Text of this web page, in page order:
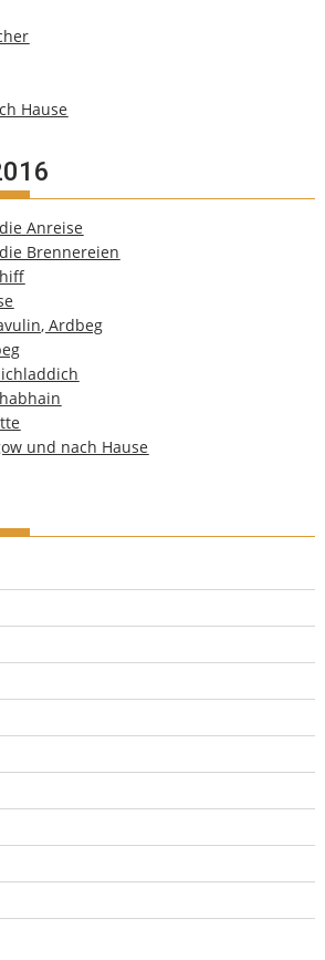
Hause
Anreise
Brennereien
Ardbeg
und nach Hause